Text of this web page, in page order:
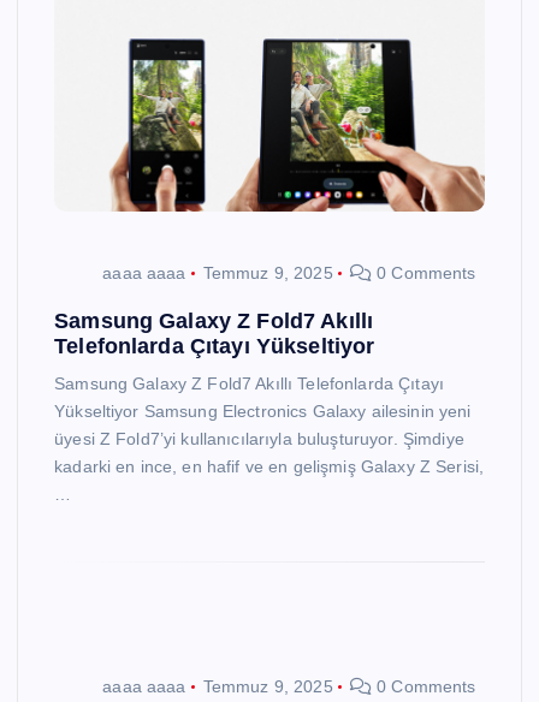
aaaa aaaa Temmuz 9, 2025 0 Comments
Samsung Galaxy Z Fold7 Akıllı
Telefonlarda Çıtayı Yükseltiyor
Samsung Galaxy Z Fold7 Akıllı Telefonlarda Çıtayı
Yükseltiyor Samsung Electronics Galaxy ailesinin yeni
üyesi Z Fold7’yi kullanıcılarıyla buluşturuyor. Şimdiye
kadarki en ince, en hafif ve en gelişmiş Galaxy Z Serisi,
aaaa aaaa Temmuz 9, 2025 0 Comments